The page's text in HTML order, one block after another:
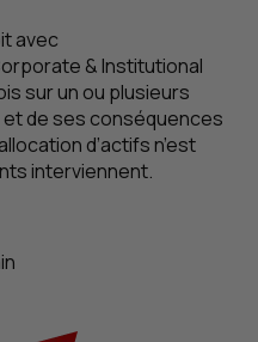
avec
& Institutional
sur un ou plusieurs
et de ses conséquences
d’actifs n’est
interviennent.